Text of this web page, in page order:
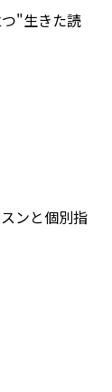
"生きた読
ンと個別指